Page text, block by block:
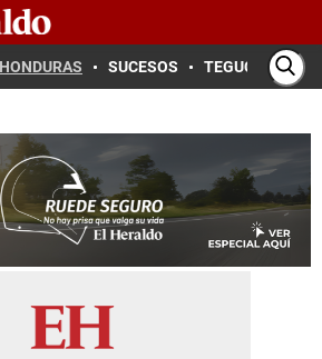
HONDURAS SUCESOS TEGUCIGALPA